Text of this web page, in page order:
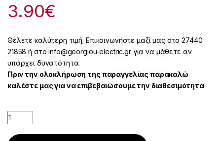
3.90€
Θέλετε καλύτερη τιμή; Επικοινωνήστε μαζί μας στο 27440
21858 ή στο info@georgiou-electric.gr για να μάθετε αν
υπάρχει δυνατότητα.
Πριν την ολοκλήρωση της παραγγελίας παρακαλώ
καλέστε μας για να επιβεβαιώσουμε την διαθεσιμότητα
Quantity